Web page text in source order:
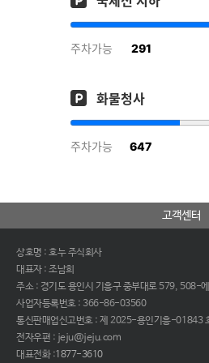
주차가능 291
화물청사
주차가능 647
고객센터
상호명 : 호누 주식회사
대표자 : 조남희
주소 : 경기도 용인시 기흥구 중부대로 579, 508-
사업자등록번호 : 366-86-03560
통신판매업신고번호 : 제 2025-용인기흥-01843
전자우편 : jeju@jeju.com
대표전화 :1877-3610